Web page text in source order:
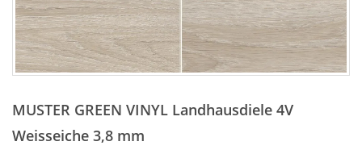
der
Bildergalerie
springen
MUSTER GREEN VINYL Landhausdiele 4V
Weisseiche 3,8 mm